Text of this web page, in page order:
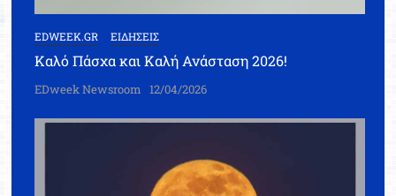
EDWEEK.GR ΕΙΔΗΣΕΙΣ
Καλό Πάσχα και Καλή Ανάσταση 2026!
EDweek Newsroom 12/04/2026